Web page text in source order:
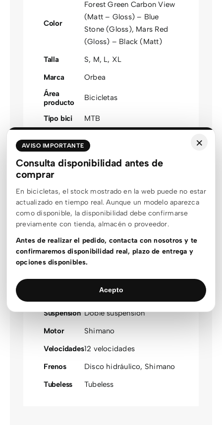
Color
Forest Green Carbon View
(Matt – Gloss) – Blue
Stone (Gloss), Mars Red
(Gloss) – Black (Matt)
Talla
S, M, L, XL
Marca
Orbea
Área
producto
Bicicletas
Tipo bici
MTB
Familia
RALLON
Talla
optimizada
Color
agrupado
, Negro Verde
Género
Unisex
stock
Sin stock
Outlet
Outlet
Material
Aluminio,Carbono
29
Suspensión Doble suspensión
Motor
Shimano
Velocidades12 velocidades
Frenos
Disco hidráulico, Shimano
Tubeless
Tubeless
×
AVISO IMPORTANTE
Consulta disponibilidad antes de
comprar
En bicicletas, el stock mostrado en la web puede no estar
actualizado en tiempo real. Aunque un modelo aparezca
como disponible, la disponibilidad debe confirmarse
previamente con tienda, almacén o proveedor.
Antes de realizar el pedido, contacta con nosotros y te
confirmaremos disponibilidad real, plazo de entrega y
opciones disponibles.
Acepto